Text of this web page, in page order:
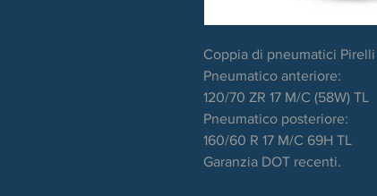
Coppia di pneumatici Pirelli
Pneumatico anteriore:
120/70 ZR 17 M/C (58W) TL
Pneumatico posteriore:
160/60 R 17 M/C 69H TL
Garanzia DOT recenti.